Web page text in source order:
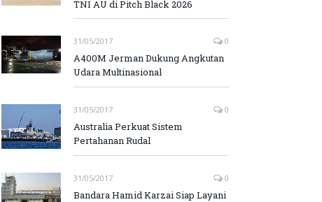
TNI AU di Pitch Black 2026
31/05/2017 0
A400M Jerman Dukung Angkutan
Udara Multinasional
31/05/2017 0
Australia Perkuat Sistem
Pertahanan Rudal
31/05/2017 0
Bandara Hamid Karzai Siap Layani